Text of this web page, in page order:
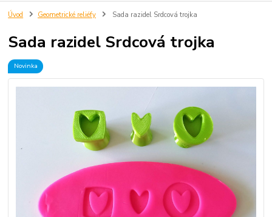
Úvod Geometrické reliéfy Sada razidel Srdcová trojka
Sada razidel Srdcová trojka
Novinka